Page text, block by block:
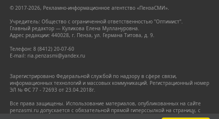
© 2017-2026, Рекламно-информационное агентство «ПензаСМИ».
Учредитель: Общество с ограниченной ответственностью "Оптимист".
Главный редактор — Куликова Елена Муллануровна.
Адрес редакции: 440028, г. Пенза, ул. Германа Титова, д. 9.
Телефон: 8 (8412) 20-07-60
E-mail: ria.penzasmi@yandex.ru
Зарегистрировано Федеральной службой по надзору в сфере связи,
информационных технологий и массовых коммуникаций. Регистрационный номер
ЭЛ № ФС 77 - 72693 от 23.04.2018г.
Все права защищены. Использование материалов, опубликованных на сайте
penzasmi.ru допускается с обязательной прямой гиперссылкой на страницу, с
которой заимствован материал. Гиперссылка должна размещаться